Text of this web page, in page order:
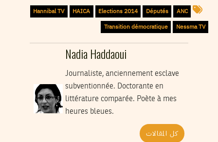
ANC
Députés
Elections 2014
HAICA
Hannibal TV
Nessma TV
Transition démocratique
Nadia Haddaoui
Journaliste, anciennement esclave
subventionnée. Doctorante en
littérature comparée. Poète à mes
heures bleues.
كل المقالات